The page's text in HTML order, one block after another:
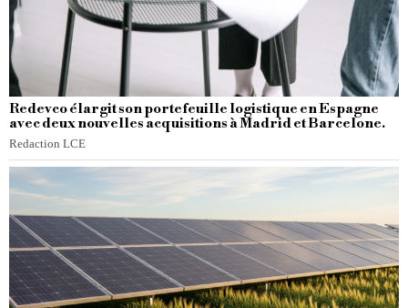
Redevco élargit son portefeuille logistique en Espagne
avec deux nouvelles acquisitions à Madrid et Barcelone.
Redaction LCE